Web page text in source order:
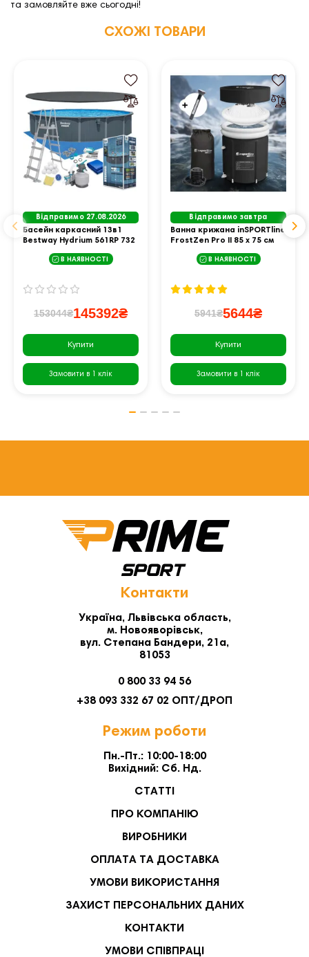
та замовляйте вже сьогодні!
СХОЖІ ТОВАРИ
Відправимо 27.08.2026
Басейн каркасний 13в1
Bestway Hydrium 561RP 732
В НАЯВНОСТІ
153044₴145392₴
Купити
Замовити в 1 клік
Відправимо завтра
Ванна крижана inSPORTline
FrostZen Pro II 85 х 75 см
В НАЯВНОСТІ
5941₴5644₴
Купити
Замовити в 1 клік
Контакти
Україна, Львівська область,
м. Новояворівськ,
вул. Степана Бандери, 21а,
81053
0 800 33 94 56
+38 093 332 67 02 ОПТ/ДРОП
Режим роботи
Пн.-Пт.: 10:00-18:00
Вихідний: Сб. Нд.
СТАТТІ
ПРО КОМПАНІЮ
ВИРОБНИКИ
ОПЛАТА ТА ДОСТАВКА
УМОВИ ВИКОРИСТАННЯ
ЗАХИСТ ПЕРСОНАЛЬНИХ ДАНИХ
КОНТАКТИ
УМОВИ СПІВПРАЦІ